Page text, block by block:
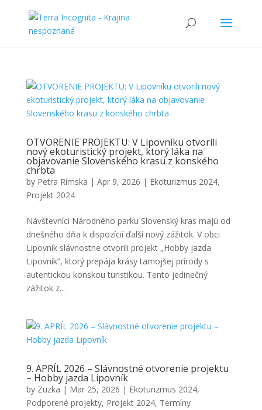
OTVORENIE PROJEKTU: V Lipovníku otvorili
nový ekoturistický projekt, ktorý láka na
objavovanie Slovenského krasu z konského
chrbta
by Petra Rímska | Apr 9, 2026 | Ekoturizmus 2024,
Projekt 2024
Návštevníci Národného parku Slovenský kras majú od
dnešného dňa k dispozícií ďalší nový zážitok. V obci
Lipovník slávnostne otvorili projekt „Hobby jazda
Lipovník“, ktorý prepája krásy tamojšej prírody s
autentickou konskou turistikou. Tento jedinečný
zážitok z...
9. APRÍL 2026 – Slávnostné otvorenie projektu
– Hobby jazda Lipovník
by Zuzka | Mar 25, 2026 | Ekoturizmus 2024,
Podporené projekty, Projekt 2024, Termíny